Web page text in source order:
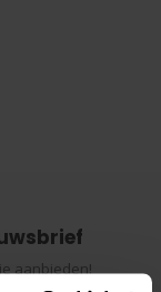
aanbieden!